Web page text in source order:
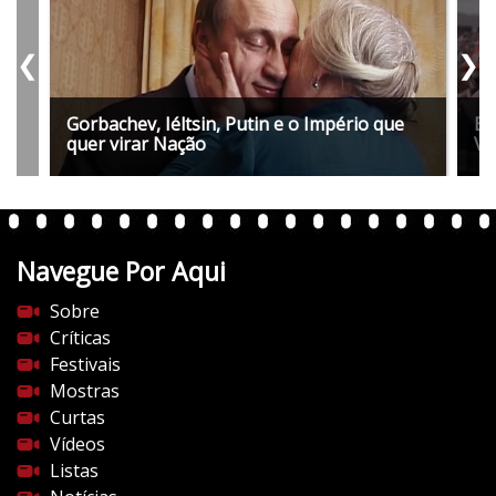
Gorbachev, Iéltsin, Putin e o Império que
quer virar Nação
❮ ❯
Navegue Por Aqui
Sobre
Críticas
Festivais
Mostras
Curtas
Vídeos
Listas